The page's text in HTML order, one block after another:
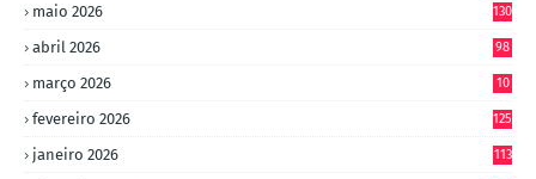
maio 2026 130
abril 2026 98
março 2026
10
fevereiro 2026 125
janeiro 2026 113